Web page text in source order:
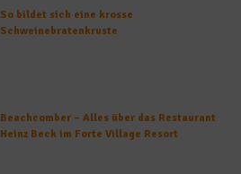
So bildet sich eine krosse
Schweinebratenkruste
Beachcomber – Alles über das Restaurant
Heinz Beck im Forte Village Resort